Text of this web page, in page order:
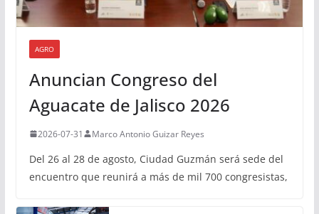
AGRO
Anuncian Congreso del
Aguacate de Jalisco 2026
2026-07-31 Marco Antonio Guizar Reyes
Del 26 al 28 de agosto, Ciudad Guzmán será sede del
encuentro que reunirá a más de mil 700 congresistas,